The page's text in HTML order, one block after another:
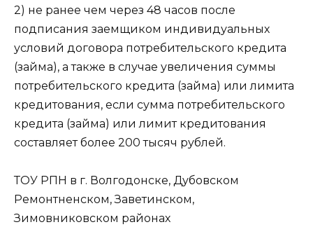
2) не ранее чем через 48 часов после
подписания заемщиком индивидуальных
условий договора потребительского кредита
(займа), а также в случае увеличения суммы
потребительского кредита (займа) или лимита
кредитования, если сумма потребительского
кредита (займа) или лимит кредитования
составляет более 200 тысяч рублей.
ТОУ РПН в г. Волгодонске, Дубовском
Ремонтненском, Заветинском,
Зимовниковском районах